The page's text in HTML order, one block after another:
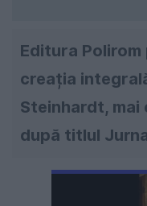
Editura Polirom
creația
Steinhardt,
după titlul